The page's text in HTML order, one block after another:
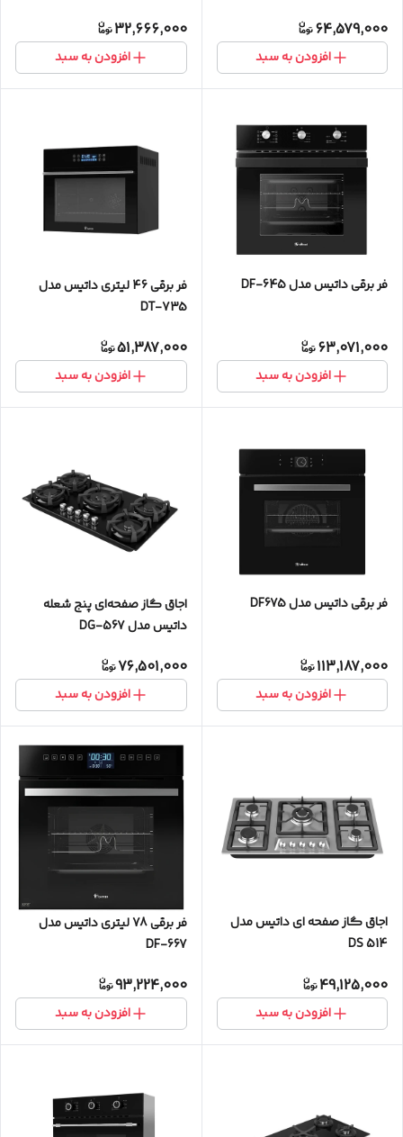
64,579,000
افزودن به سبد
32,666,000
افزودن به سبد
فر برقی داتیس مدل DF-645
63,071,000
افزودن به سبد
فر برقی 46 لیتری داتیس مدل
DT-735
51,387,000
افزودن به سبد
فر برقی داتیس مدل DF675
113,187,000
افزودن به سبد
اجاق گاز صفحه‌ای پنج شعله
داتیس مدل DG-567
76,501,000
افزودن به سبد
اجاق گاز صفحه ای داتیس مدل
514 DS
49,125,000
افزودن به سبد
فر برقی 78 لیتری داتیس مدل
DF-667
93,224,000
افزودن به سبد